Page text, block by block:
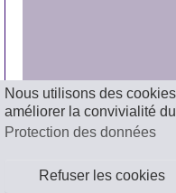
Nous utilisons des
améliorer la convivialité
Protection des données
Refuser les cookies